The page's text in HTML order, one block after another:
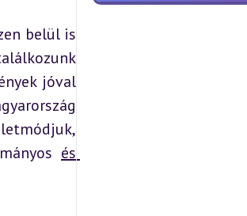
belül is
jóval
és